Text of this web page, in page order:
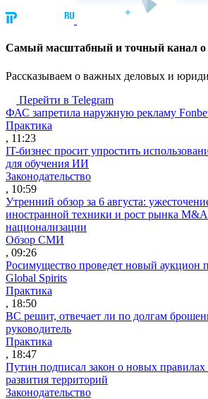
Cамый масштабный и точный канал о
Рассказываем о важных деловых и
Перейти в Telegram
ФАС запретила наружную рекламу
Практика
, 11:23
IT-бизнес просит упростить
для обучения ИИ
Законодательство
, 10:59
Утренний обзор за 6 августа:
иностранной техники и рост рынка M&A
национализации
Обзор СМИ
, 09:26
Росимущество проведет новый аукцион
Global Spirits
Практика
, 18:50
ВС решит, отвечает ли по долгам
руководитель
Практика
, 18:47
Путин подписал закон о новых правилах
развития территорий
Законодательство